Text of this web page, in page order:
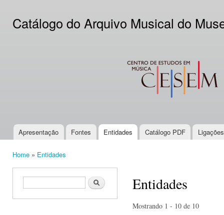
Catálogo do Arquivo Musical do
CESEM
Main menu
Apresentação Fontes Entidades Catálogo PDF
Home » Entidades
Search form Search Entidades
Mostrando 1 - 10 de 10